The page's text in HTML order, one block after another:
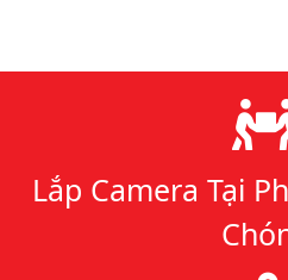
Lý do chọn chúng tôi
Lắp Camera Tại